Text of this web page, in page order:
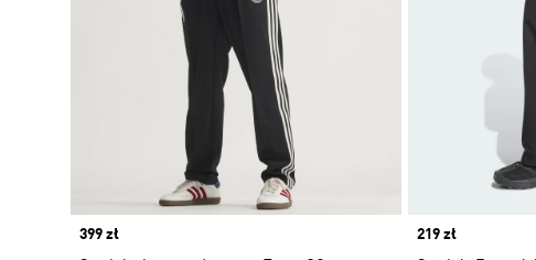
Price
399 zł
Price
219 zł